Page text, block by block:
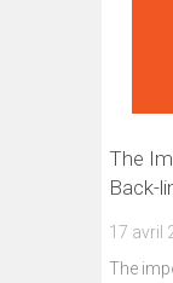
The
Back-
17 avril
The